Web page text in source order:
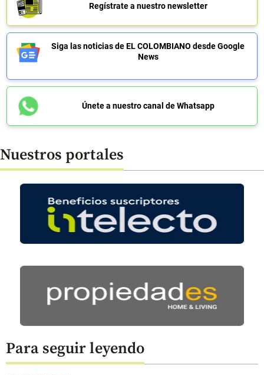
Regístrate a nuestro newsletter
Siga las noticias de EL COLOMBIANO desde Google
News
Únete a nuestro canal de Whatsapp
Nuestros portales
Para seguir leyendo